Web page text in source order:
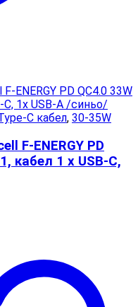
C кабел, 30-35W
F-ENERGY PD
кабел 1 x USB-C,